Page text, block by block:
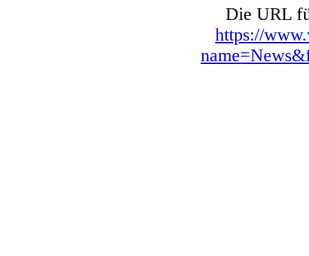
Die URL
https://